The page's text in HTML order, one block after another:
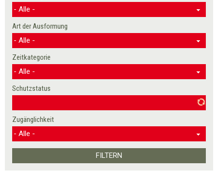
Art der Ausformung
Zeitkategorie
Schutzstatus
Zugänglichkeit